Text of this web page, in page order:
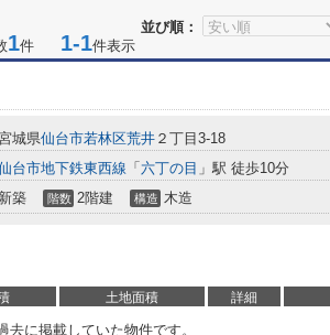
並び順：
1件 1-1件表示
城県仙台市若林区荒井 ２丁目3-18
台市地下鉄東西線 「 六丁の目 」駅 徒歩10分
新築 階数 2階建 構造 木造
土地面積 詳細
去に掲載していた物件です。